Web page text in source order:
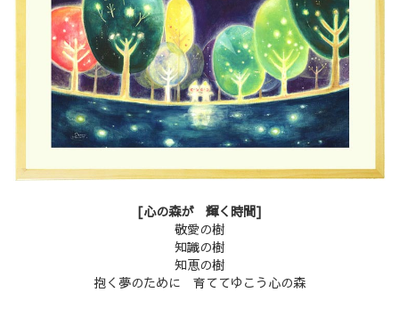
[心の森が 輝く時間]
敬愛の樹
知識の樹
知恵の樹
抱く夢のために 育ててゆこう心の森